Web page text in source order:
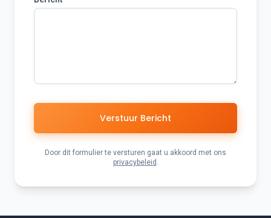
Verstuur Bericht
Door dit formulier te versturen gaat u akkoord met ons
privacybeleid .